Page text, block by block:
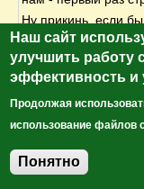
Ну прикинь, если
фотоаппаратом
друг другу в глаза?
Позже мы друг
общих фоток нет.
чужим людям я не
Войдите, чтобы
Наш сайт
улучшить работу
эффективность и
Продолжая
использование файлов
Понятно